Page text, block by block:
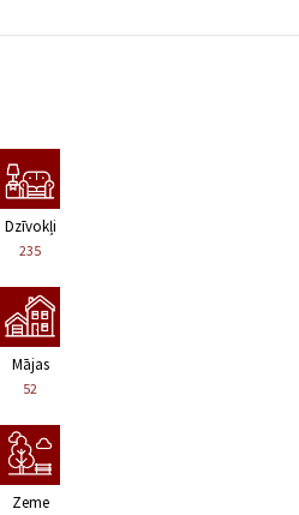
Dzīvokļi
235
Mājas
52
Zeme